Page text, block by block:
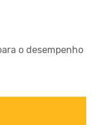
o desempenho